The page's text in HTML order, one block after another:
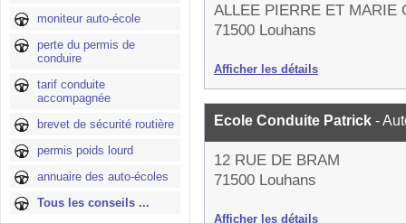
moniteur auto-école
perte du permis de
conduire
tarif conduite
accompagnée
brevet de sécurité routière
permis poids lourd
annuaire des auto-écoles
Tous les conseils ...
ALLEE PIERRE ET MARIE
71500 Louhans
Afficher les détails
Ecole Conduite Patrick -
12 RUE DE BRAM
71500 Louhans
Afficher les détails